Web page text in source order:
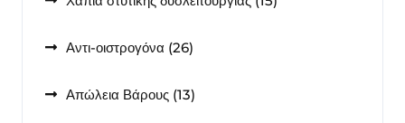
Αντι-οιστρογόνα 2626
Απώλεια Βάρους 1313